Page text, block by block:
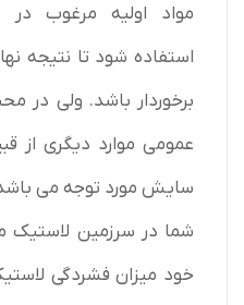
مواد اولیه مرغوب
استفاده شود تا نتیجه
برخوردار باشد. ولی در
عمومی موارد دیگری از
سایش مورد توجه می
شما در سرزمین لاستیک
خود میزان فشردگی